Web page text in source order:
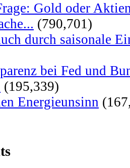
Gold oder
(790,701)
durch saisonale
bei Fed und
(195,339)
Energieunsinn